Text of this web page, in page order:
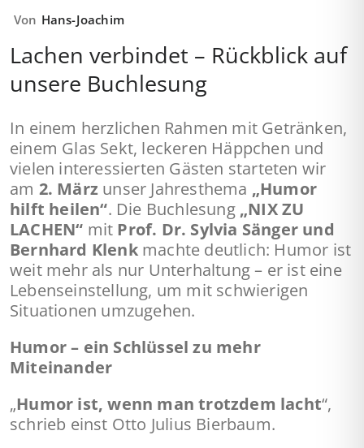
Von Hans-Joachim
Lachen verbindet – Rückblick auf
unsere Buchlesung
In einem herzlichen Rahmen mit Getränken,
einem Glas Sekt, leckeren Häppchen und
vielen interessierten Gästen starteten wir
am 2. März unser Jahresthema „Humor
hilft heilen“. Die Buchlesung „NIX ZU
LACHEN“ mit Prof. Dr. Sylvia Sänger und
Bernhard Klenkmachte deutlich: Humor ist
weit mehr als nur Unterhaltung – er ist eine
Lebenseinstellung, um mit schwierigen
Situationen umzugehen.
Humor – ein Schlüssel zu mehr
Miteinander
„Humor ist, wenn man trotzdem lacht“,
schrieb einst Otto Julius Bierbaum.